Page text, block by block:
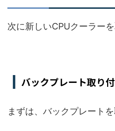
次に新しいCPUクーラー
バックプレート取り
まずは、バックプレートを